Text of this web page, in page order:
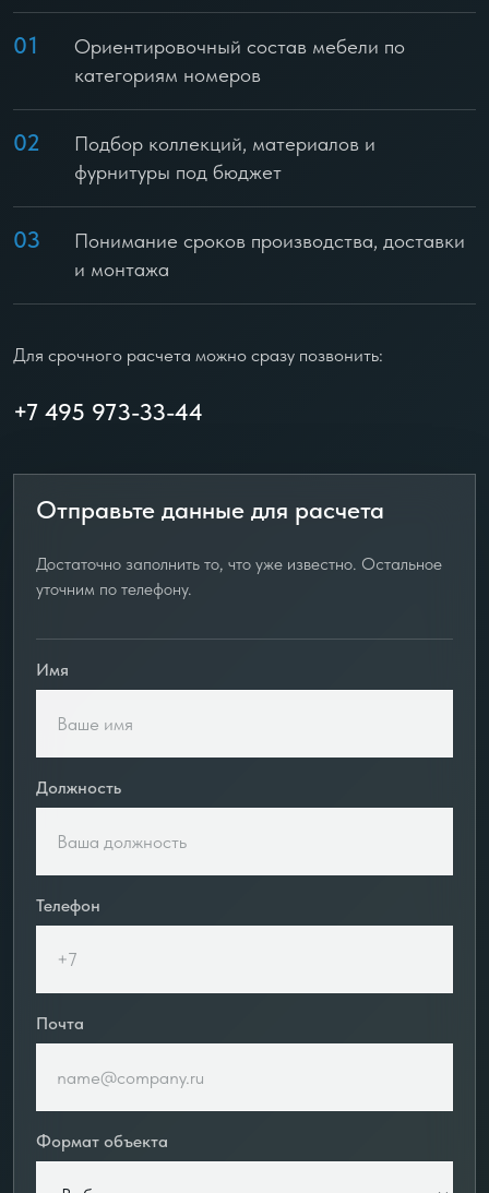
01
Ориентировочный состав мебели по
категориям номеров
02
Подбор коллекций, материалов и
фурнитуры под бюджет
03
Понимание сроков производства, доставки
и монтажа
Для срочного расчета можно сразу позвонить:
+7 495 973-33-44
Отправьте данные для расчета
Достаточно заполнить то, что уже известно. Остальное
уточним по телефону.
Имя
Должность
Телефон
Почта
Формат объекта